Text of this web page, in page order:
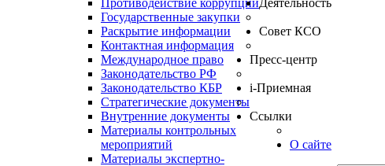
Противодействие коррупции
Государственные закупки
Раскрытие информации
Контактная информация
Международное право
Законодательство РФ
Законодательство КБР
Стратегические документы
Внутренние документы
Деятельность
Материалы контрольных
мероприятий
Материалы экспертно-
Совет КСО
Пресс-центр
i-Приемная
Ссылки
О сайте